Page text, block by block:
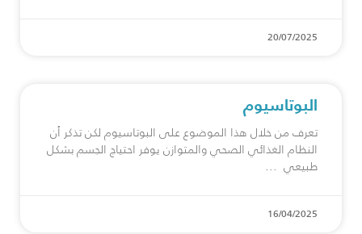
20/07/2025
البوتاسيوم
تعرف من خلال هذا الموضوع على البوتاسيوم لكن تذكر أن
النظام الغذائي الصحي والمتوازن يوفر احتياج الجسم بشكل
طبيعي
16/04/2025